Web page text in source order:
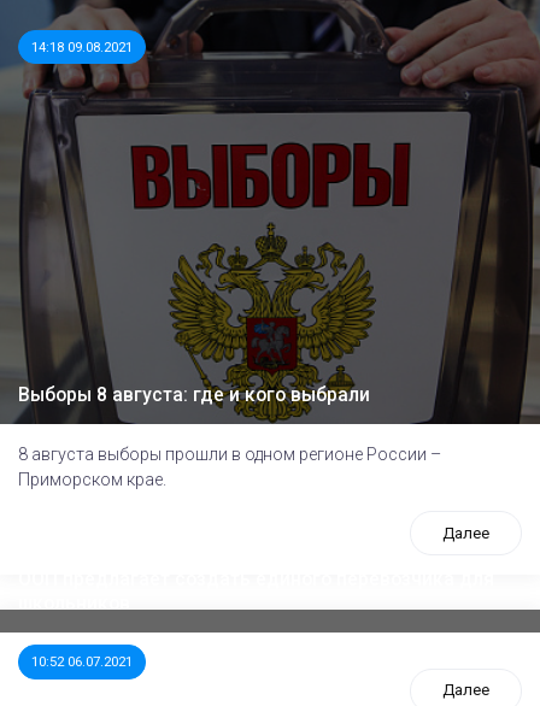
14:18 09.08.2021
Выборы 8 августа: где и кого выбрали
8 августа выборы прошли в одном регионе России –
Приморском крае.
Далее
10:52 06.07.2021
Далее